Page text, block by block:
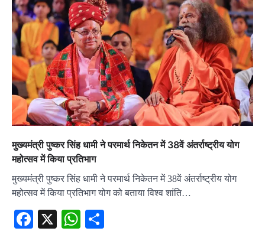
मुख्यमंत्री पुष्कर सिंह धामी ने परमार्थ निकेतन में 38वें अंतर्राष्ट्रीय योग
महोत्सव में किया प्रतिभाग
मुख्यमंत्री पुष्कर सिंह धामी ने परमार्थ निकेतन में 38वें अंतर्राष्ट्रीय योग
महोत्सव में किया प्रतिभाग योग को बताया विश्व शांति…
Facebook
X WhatsApp